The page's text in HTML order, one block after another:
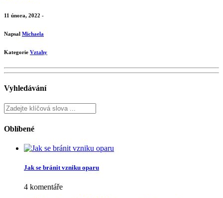
11 února, 2022 -
Napsal Michaela
Kategorie Vztahy
Vyhledávání
Oblíbené
Jak se bránit vzniku oparu
4 komentáře